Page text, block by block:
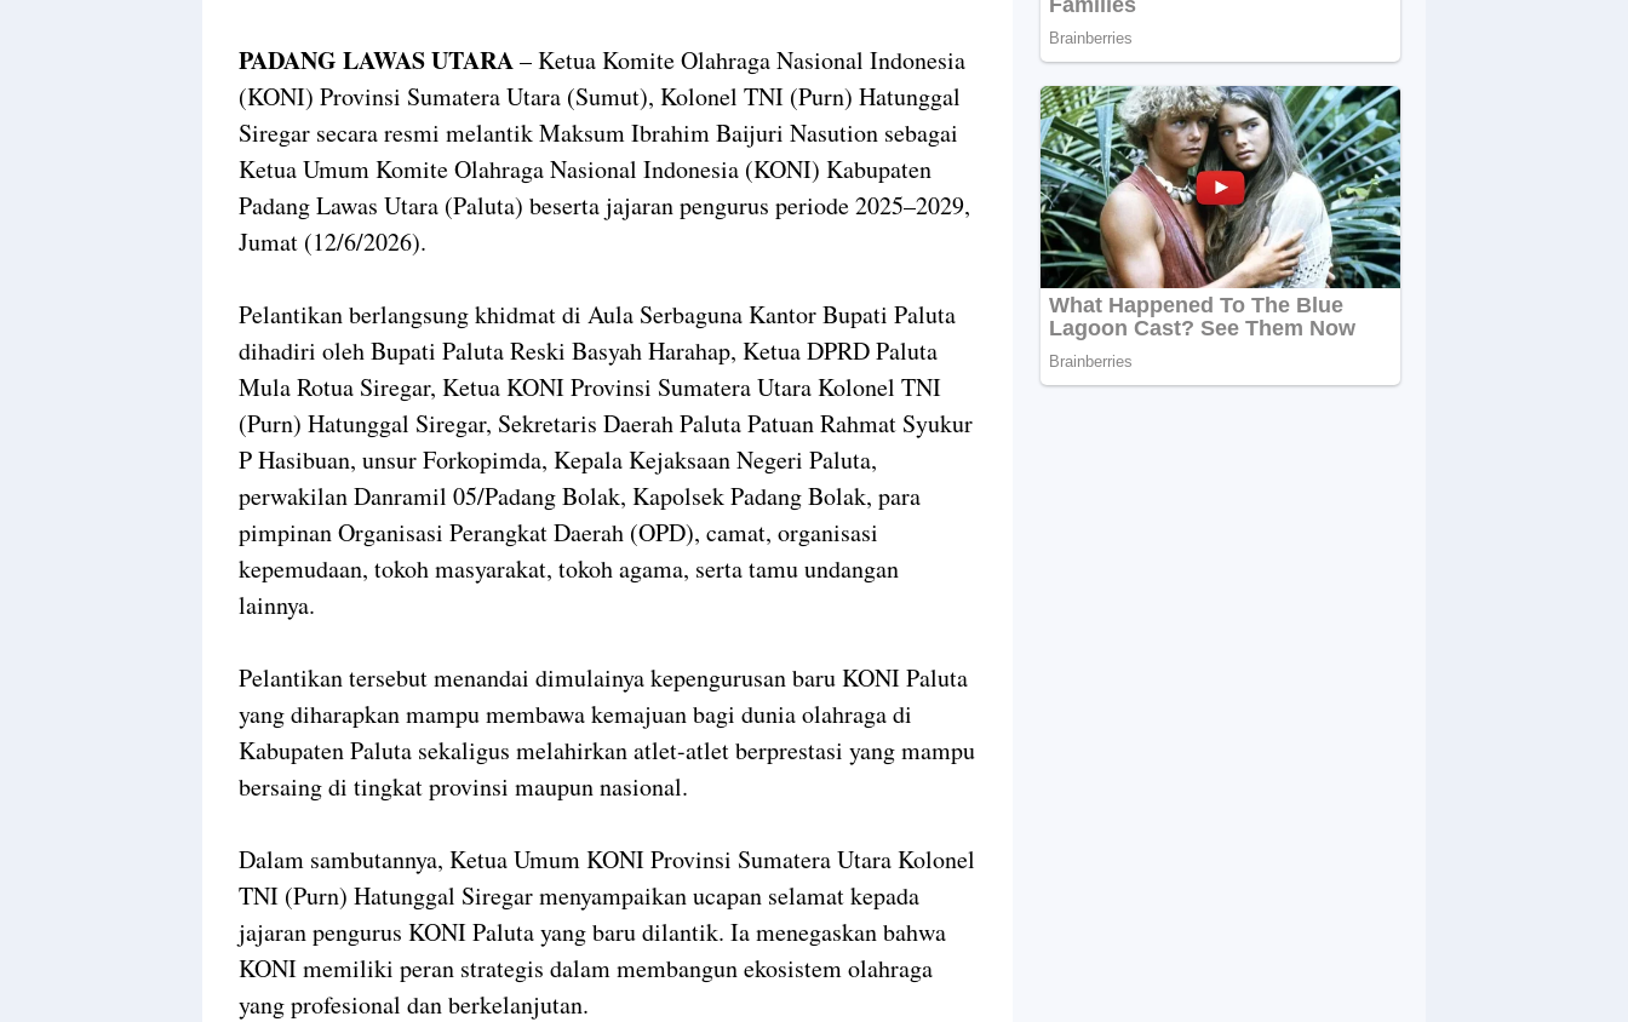
PADANG LAWAS UTARA– Ketua Komite Olahraga Nasional Indonesia
(KONI) Provinsi Sumatera Utara (Sumut), Kolonel TNI (Purn) Hatunggal
Siregar secara resmi melantik Maksum Ibrahim Baijuri Nasution sebagai
Ketua Umum Komite Olahraga Nasional Indonesia (KONI) Kabupaten
Padang Lawas Utara (Paluta) beserta jajaran pengurus periode 2025–2029,
Jumat (12/6/2026).
Pelantikan berlangsung khidmat di Aula Serbaguna Kantor Bupati Paluta
dihadiri oleh Bupati Paluta Reski Basyah Harahap, Ketua DPRD Paluta
Mula Rotua Siregar, Ketua KONI Provinsi Sumatera Utara Kolonel TNI
(Purn) Hatunggal Siregar, Sekretaris Daerah Paluta Patuan Rahmat Syukur
P Hasibuan, unsur Forkopimda, Kepala Kejaksaan Negeri Paluta,
perwakilan Danramil 05/Padang Bolak, Kapolsek Padang Bolak, para
pimpinan Organisasi Perangkat Daerah (OPD), camat, organisasi
kepemudaan, tokoh masyarakat, tokoh agama, serta tamu undangan
lainnya.
Pelantikan tersebut menandai dimulainya kepengurusan baru KONI Paluta
yang diharapkan mampu membawa kemajuan bagi dunia olahraga di
Kabupaten Paluta sekaligus melahirkan atlet-atlet berprestasi yang mampu
bersaing di tingkat provinsi maupun nasional.
Dalam sambutannya, Ketua Umum KONI Provinsi Sumatera Utara Kolonel
TNI (Purn) Hatunggal Siregar menyampaikan ucapan selamat kepada
jajaran pengurus KONI Paluta yang baru dilantik. Ia menegaskan bahwa
KONI memiliki peran strategis dalam membangun ekosistem olahraga
yang profesional dan berkelanjutan.